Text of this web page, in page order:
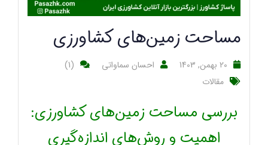
مساحت زمین‌های کشاورزی
20 بهمن, 1403 احسان سماواتی
(1)
مقالات
بررسی مساحت زمین‌های کشاورزی:
اهمیت و روش‌های اندازه‌گیری